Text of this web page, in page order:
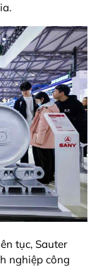
tục, Sauter
nghiệp công